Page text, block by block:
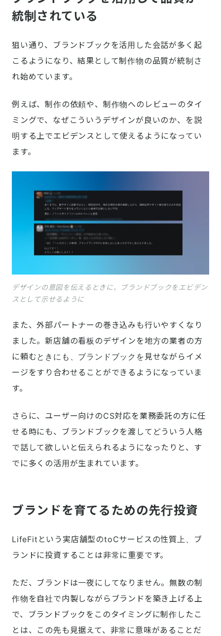
統制されている
狙い通り、ブランドブックを活用した会話が多く起
こるようになり、結果として制作物の品質が統制さ
れ始めています。
例えば、制作の依頼や、制作物へのレビューのタイ
ミングで、なぜこういうデザインが良いのか、を説
明する上でエビデンスとして使えるようになってい
ます。
デザインの意図を伝えるときに、ブランドブックをエビデン
スとして示せるように
また、外部パートナーの巻き込みも行いやすくなり
ました。新店舗の看板のデザインを地方の業者の方
に頼むときにも、ブランドブックを見せながらイメ
ージをすり合わせることができるようになっていま
す。
さらに、ユーザー向けのCS対応を業務委託の方に任
せる時にも、ブランドブックを渡してどういう人格
で話して欲しいと伝えられるようになったりと、す
でに多くの活用が生まれています。
ブランドを育てるための先行投資
LifeFitという実店舗型のtoCサービスの性質上、ブ
ランドに投資することは非常に重要です。
ただ、ブランドは一夜にしてなりません。無数の制
作物を自社で内製しながらブランドを築き上げる上
で、ブランドブックをこのタイミングに制作したこ
とは、この先も見据えて、非常に意味があることだ